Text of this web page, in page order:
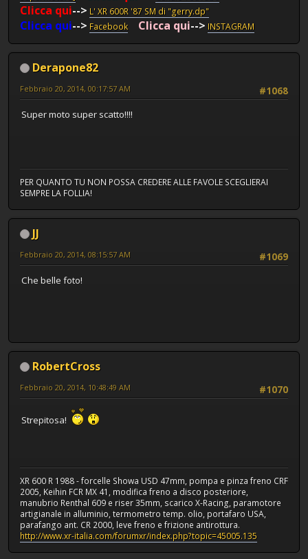
Clicca qui--> L' XR 600R '87 SM di "gerry.dp"
Clicca qui--> Facebook Clicca qui--> INSTAGRAM
Derapone82
#1068
Febbraio 20, 2014, 00:17:57 AM
Super moto super scatto!!!!
PER QUANTO TU NON POSSA CREDERE ALLE FAVOLE SCEGLIERAI
SEMPRE LA FOLLIA!
JJ
#1069
Febbraio 20, 2014, 08:15:57 AM
Che belle foto!
RobertCross
#1070
Febbraio 20, 2014, 10:48:49 AM
Strepitosa!
XR 600 R 1988 - forcelle Showa USD 47mm, pompa e pinza freno CRF
2005, Keihin FCR MX 41, modifica freno a disco posteriore,
manubrio Renthal 609 e riser 35mm, scarico X-Racing, paramotore
artigianale in alluminio, termometro temp. olio, portafaro USA,
parafango ant. CR 2000, leve freno e frizione antirottura.
http://www.xr-italia.com/forumxr/index.php?topic=45005.135